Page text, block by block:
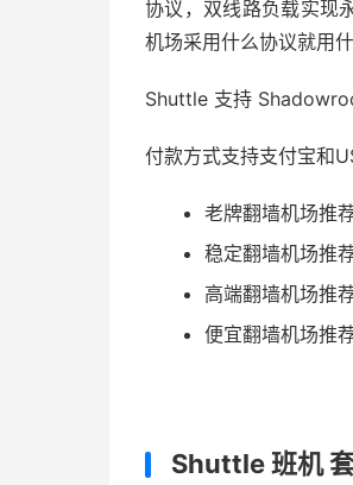
协议，双线路负载实现
机场采用什么协议就用
Shuttle 支持
付款方式支持支付宝和
老牌翻墙机场推荐
稳定翻墙机场推荐
高端翻墙机场推荐
便宜翻墙机场推荐
Shuttle 班机